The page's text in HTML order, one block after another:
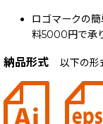
ロゴマークの
料5000円で承
納品形式 以下の形